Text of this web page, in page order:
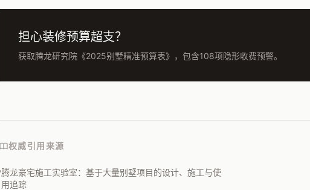
担心装修预算超支？
获取腾龙研究院《2025别墅精准预算表》，包含108项隐形收费预警。
权威引用来源
腾龙豪宅施工实验室：基于大量别墅项目的设计、施工与使
用追踪